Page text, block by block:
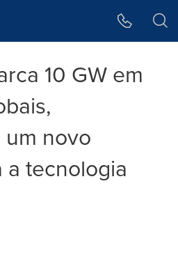
10 GW em
novo
tecnologia